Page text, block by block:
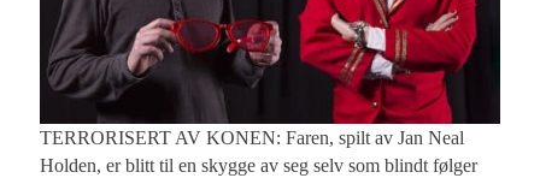
TERRORISERT AV KONEN: Faren, spilt av Jan Neal
Holden, er blitt til en skygge av seg selv som blindt følger